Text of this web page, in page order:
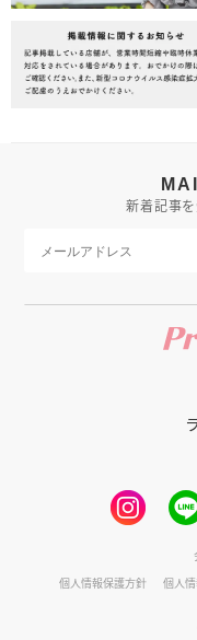
新着記事
個人情報保護方針
個人